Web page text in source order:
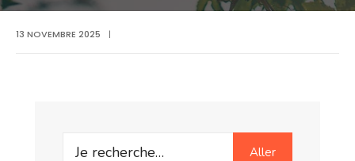
13 NOVEMBRE 2025 |
Search
Aller